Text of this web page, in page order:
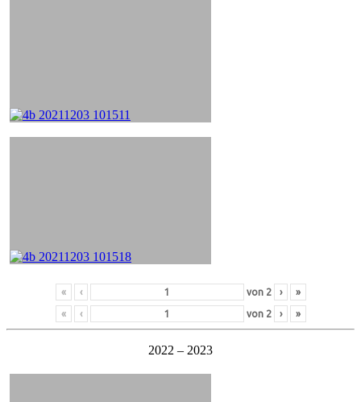
« ‹ von 2 › »
« ‹ von 2 › »
2022 – 2023